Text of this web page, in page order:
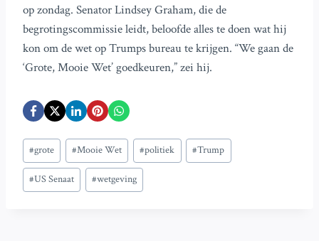
op zondag. Senator Lindsey Graham, die de
begrotingscommissie leidt, beloofde alles te doen wat hij
kon om de wet op Trumps bureau te krijgen. “We gaan de
‘Grote, Mooie Wet’ goedkeuren,” zei hij.
Bericht
tags:
#grote #Mooie Wet #politiek #Trump
#US Senaat #wetgeving